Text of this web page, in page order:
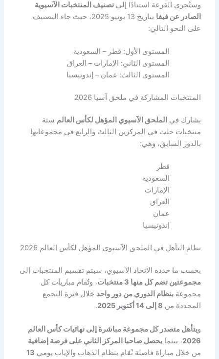
وستُجرى القرعة استنادًا إلىتصنيف المنتخبات الآسيوية
الصادر عن فيفا
بتاريخ 13 يونيو 2025، حيث جاء التصنيف
على النحو التالي:
المستوى الأول: قطر – السعودية
المستوى الثاني: الإمارات – العراق
المستوى الثالث: عمان – إندونيسيا
المنتخبات المشاركة في ملحق آسيا 2026
يشارك في الملحق الآسيوي المؤهل لكأس العالم ستة
منتخبات حلت في المركزين الثالث والرابع في مجموعاتها
بالدور السابق، وهي:
قطر
السعودية
الإمارات
العراق
عمان
إندونيسيا
نظام التأهل في الملحق الآسيوي المؤهل لكأس العالم 2026
بحسب ما حدده الاتحاد الآسيوي، سيتم تقسيم المنتخبات إلى
مجموعتين تضم كل منها 3 منتخبات
، وتُقام مباريات كل
مجموعةبنظام الدوري من دور واحد خلال فترة التجمع
المحددة من 8 إلى 14 أكتوبر 2025 .
ويتأهل متصدر كل مجموعة مباشرة إلى نهائيات كأس العالم
2026، بينمايحصل صاحبا المركز الثاني على فرصة إضافية
من خلال مباراة فاصلة تُقام بنظام الذهاب والإياب يومي 13